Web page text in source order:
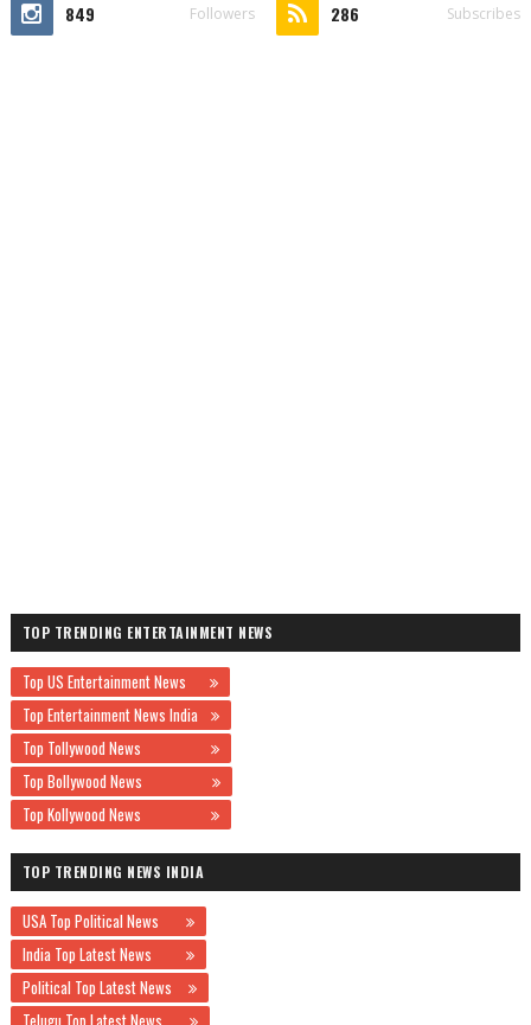
849 Followers 286 Subscribes
TOP TRENDING ENTERTAINMENT NEWS
Top US Entertainment News
Top Entertainment News India
Top Tollywood News
Top Bollywood News
Top Kollywood News
TOP TRENDING NEWS INDIA
USA Top Political News
India Top Latest News
Political Top Latest News
Telugu Top Latest News